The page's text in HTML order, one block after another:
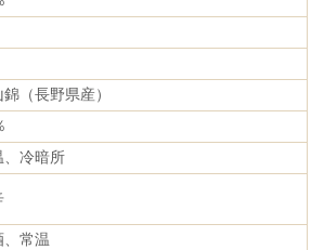
錦（長野県産）
、冷暗所
、常温